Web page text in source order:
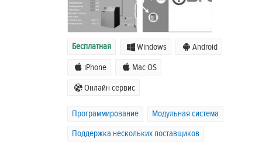
Бесплатная Windows Android
iPhone Mac OS
Онлайн сервис
Программирование
Модульная система
Поддержка нескольких поставщиков